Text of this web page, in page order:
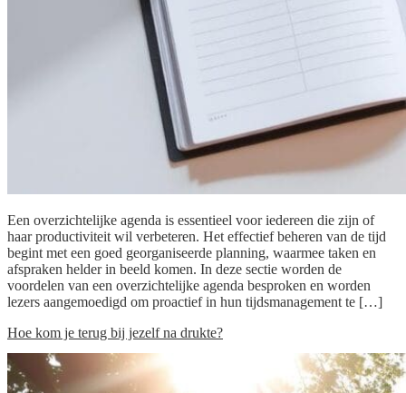
Een overzichtelijke agenda is essentieel voor iedereen die zijn of
haar productiviteit wil verbeteren. Het effectief beheren van de tijd
begint met een goed georganiseerde planning, waarmee taken en
afspraken helder in beeld komen. In deze sectie worden de
voordelen van een overzichtelijke agenda besproken en worden
lezers aangemoedigd om proactief in hun tijdsmanagement te […]
Hoe kom je terug bij jezelf na drukte?